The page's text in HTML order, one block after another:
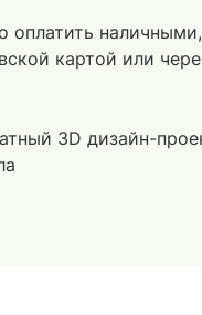
оплатить наличными,
картой или
3D дизайн-